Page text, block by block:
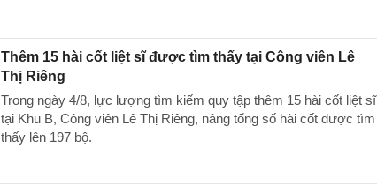
Thêm 15 hài cốt liệt sĩ được tìm thấy tại Công viên Lê
Thị Riêng
Trong ngày 4/8, lực lượng tìm kiếm quy tập thêm 15 hài cốt liệt sĩ
tại Khu B, Công viên Lê Thị Riêng, nâng tổng số hài cốt được tìm
thấy lên 197 bộ.